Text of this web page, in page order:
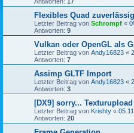
Flexibles Quad
Letzter Beitrag von Schrompf «
Antworten: 9
Vulkan oder OpenGL als
Letzter Beitrag von Andy16823 «
Antworten: 7
Assimp GLTF Import
Letzter Beitrag von Andy16823 «
Antworten: 3
[DX9] sorry...
Letzter Beitrag von Krishty «
Antworten: 20